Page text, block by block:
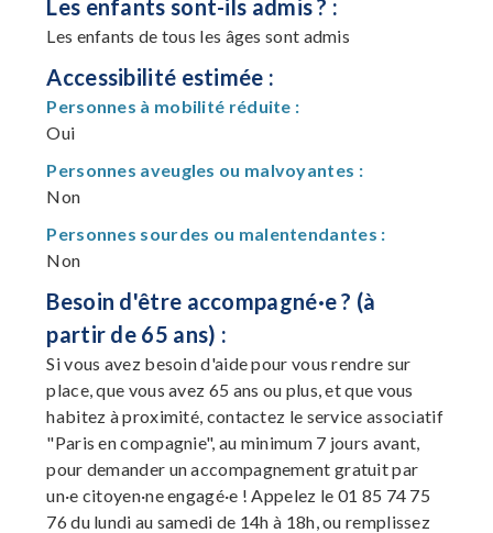
Les enfants sont-ils admis ? :
Les enfants de tous les âges sont admis
Accessibilité estimée :
Personnes à mobilité réduite :
Oui
Personnes aveugles ou malvoyantes :
Non
Personnes sourdes ou malentendantes :
Non
Besoin d'être accompagné·e ? (à
partir de 65 ans) :
Si vous avez besoin d'aide pour vous rendre sur
place, que vous avez 65 ans ou plus, et que vous
habitez à proximité, contactez le service associatif
"Paris en compagnie", au minimum 7 jours avant,
pour demander un accompagnement gratuit par
un·e citoyen·ne engagé·e ! Appelez le 01 85 74 75
76 du lundi au samedi de 14h à 18h, ou remplissez